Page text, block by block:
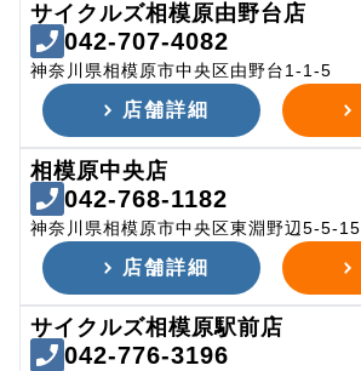
サイクルズ相模原由野台店
042-707-4082
神奈川県相模原市中央区由野台1-1-5
店舗詳細
相模原中央店
042-768-1182
神奈川県相模原市中央区東淵野辺5-5-15
店舗詳細
サイクルズ相模原駅前店
042-776-3196